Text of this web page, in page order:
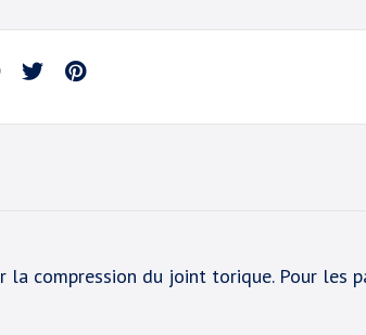
la compression du joint torique. Pour les